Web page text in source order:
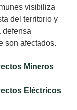
visibiliza
del territorio y
defensa
son afectados.
Mineros
Eléctricos